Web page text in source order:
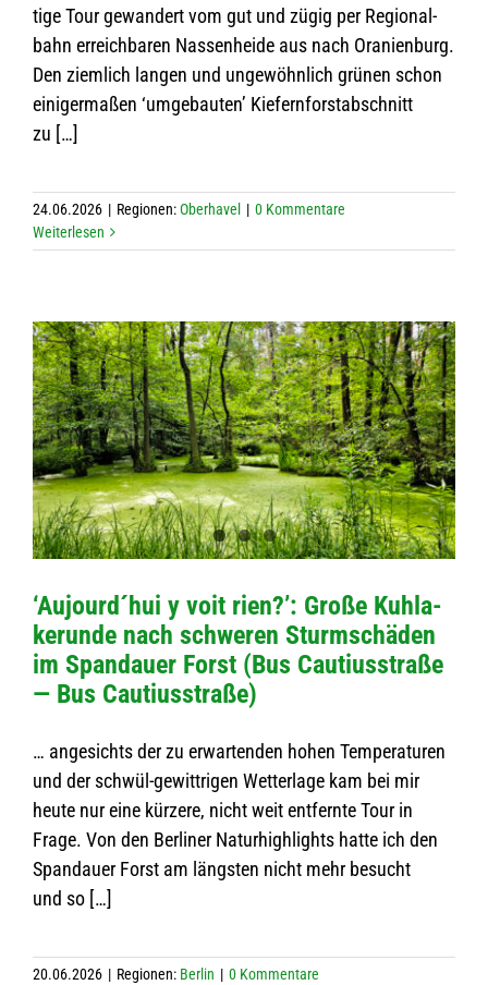
tige Tour gewan­dert vom gut und zügig per Regio­nal­
bahn erreich­ba­ren Nas­sen­heide aus nach Ora­ni­en­burg.
Den ziem­lich lan­gen und unge­wöhn­lich grü­nen schon
eini­ger­ma­ßen ‘umge­bau­ten’ Kie­fern­forst­ab­schnitt
zu […]
24.06.2026 | Regio­nen:Ober­ha­vel | 0 Kom­men­tare
Wei­ter­le­sen
‘Aujourd´hui y voit rien?’: Große Kuh­la­
ke­runde nach schwe­ren Sturm­schä­den
im Span­dauer Forst (Bus Cau­ti­us­straße
— Bus Cautiusstraße)
… ange­sichts der zu erwar­ten­den hohen Tem­pe­ra­tu­ren
und der schwül-gewitt­ri­gen Wet­ter­lage kam bei mir
heute nur eine kür­zere, nicht weit ent­fernte Tour in
Frage. Von den Ber­li­ner Natur­high­lights hatte ich den
Span­dauer Forst am längs­ten nicht mehr besucht
und so […]
20.06.2026 | Regio­nen: Ber­lin | 0 Kom­men­tare